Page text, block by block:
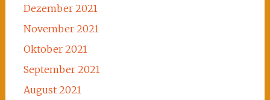
Dezember 2021
November 2021
Oktober 2021
September 2021
August 2021